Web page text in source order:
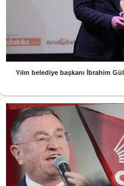
Yılın belediye başkanı İbrahim Gül